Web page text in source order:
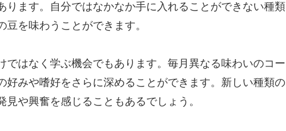
ります。自分ではなかなか手に入れることができない種類
を味わうことができます。
ではなく学ぶ機会でもあります。毎月異なる味わいのコー
好みや嗜好をさらに深めることができます。新しい種類の
や興奮を感じることもあるでしょう。